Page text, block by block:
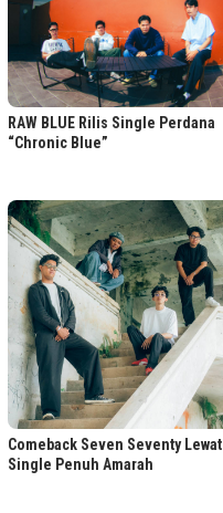
RAW BLUE Rilis Single Perdana
“Chronic Blue”
Comeback Seven Seventy Lewat
Single Penuh Amarah